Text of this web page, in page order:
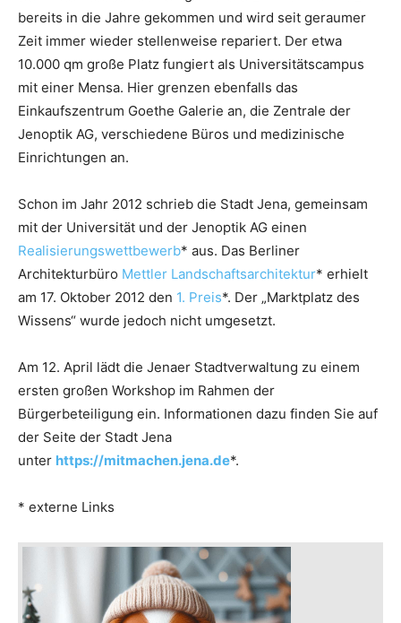
bereits in die Jahre gekommen und wird seit geraumer
Zeit immer wieder stellenweise repariert. Der etwa
10.000 qm große Platz fungiert als Universitätscampus
mit einer Mensa. Hier grenzen ebenfalls das
Einkaufszentrum Goethe Galerie an, die Zentrale der
Jenoptik AG, verschiedene Büros und medizinische
Einrichtungen an.
Schon im Jahr 2012 schrieb die Stadt Jena, gemeinsam
mit der Universität und der Jenoptik AG einen
Realisierungswettbewerb* aus. Das Berliner
Architekturbüro Mettler Landschaftsarchitektur* erhielt
am 17. Oktober 2012 den 1. Preis*. Der „Marktplatz des
Wissens“ wurde jedoch nicht umgesetzt.
Am 12. April lädt die Jenaer Stadtverwaltung zu einem
ersten großen Workshop im Rahmen der
Bürgerbeteiligung ein. Informationen dazu finden Sie auf
der Seite der Stadt Jena
unter https://mitmachen.jena.de*.
* externe Links